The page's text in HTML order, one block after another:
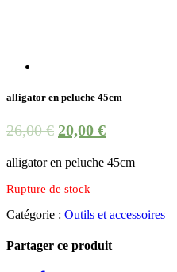
alligator en peluche 45cm
26,00€ 20,00 €
alligator en peluche 45cm
Rupture de stock
Catégorie : Outils et accessoires
Partager ce produit